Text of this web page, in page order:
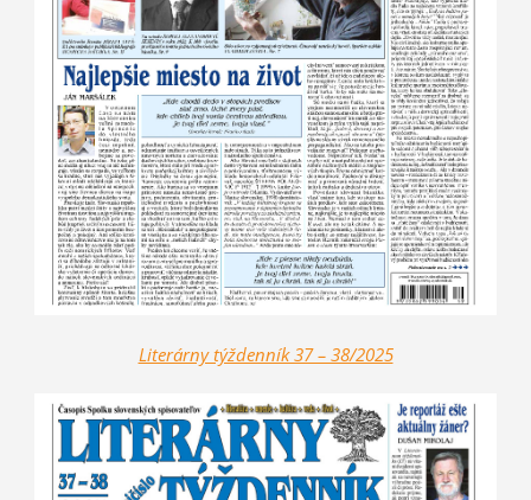
Literárny týždenník 37 – 38/2025